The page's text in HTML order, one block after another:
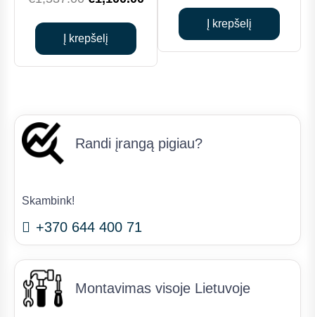
was:
€1,537.00.
€1,100.00.
Į krepšelį
was:
€1,260.00.
Į krepšelį
Randi įrangą pigiau?
Skambink!
+370 644 400 71
Montavimas visoje Lietuvoje